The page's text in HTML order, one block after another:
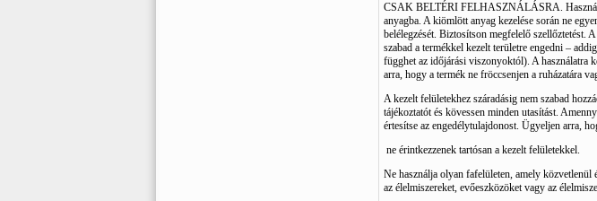
CSAK BELTÉRI FELHASZNÁLÁSRA.
anyagba. A kiömlött anyag kezelése során ne
belélegzését. Biztosítson megfelelő szellőztetést.
szabad a termékkel kezelt területre engedni –
függhet az időjárási viszonyoktól). A használatra
arra, hogy a termék ne fröccsenjen a ruházatára
A kezelt felületekhez száradásig nem szabad
tájékoztatót és kövessen minden utasítást.
értesítse az engedélytulajdonost. Ügyeljen arra,
ne érintkezzenek tartósan a kezelt felületekkel.
Ne használja olyan fafelületen, amely közvetlenül
az élelmiszereket, evőeszközöket vagy az